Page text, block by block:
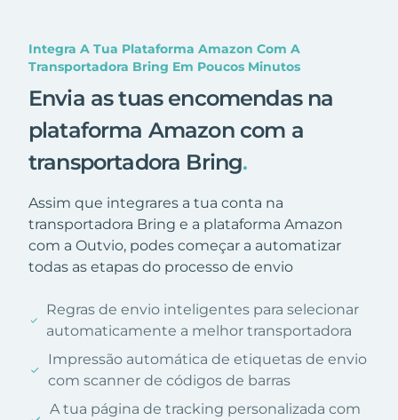
Integra A Tua Plataforma Amazon Com A
Transportadora Bring Em Poucos Minutos
Envia as tuas encomendas na
plataforma Amazon com a
transportadora Bring.
Assim que integrares a tua conta na
transportadora Bring e a plataforma Amazon
com a Outvio, podes começar a automatizar
todas as etapas do processo de envio
Regras de envio inteligentes para selecionar
automaticamente a melhor transportadora
Impressão automática de etiquetas de envio
com scanner de códigos de barras
A tua página de tracking personalizada com